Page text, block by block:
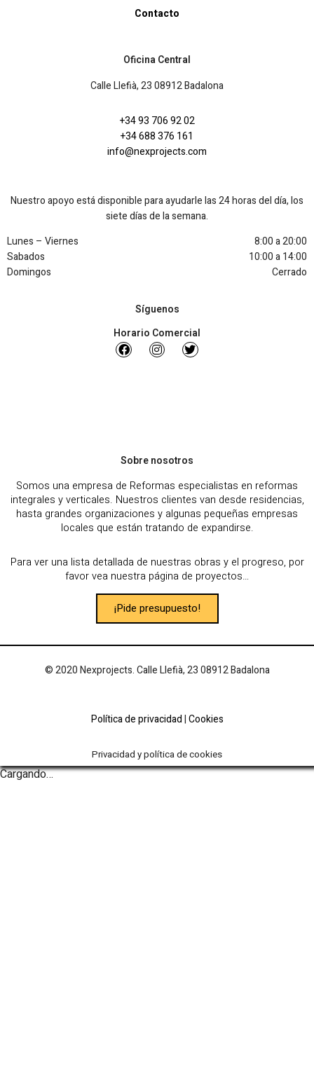
Contacto
Oficina Central
Calle Llefià, 23 08912 Badalona
+34 93 706 92 02
+34 688 376 161
info@nexprojects.com
Nuestro apoyo está disponible para ayudarle las 24 horas del día, los
siete días de la semana.
Lunes – Viernes
8:00 a 20:00
Sabados
10:00 a 14:00
Domingos
Cerrado
Síguenos
Horario Comercial
Sobre nosotros
Somos una empresa de Reformas especialistas en reformas
integrales y verticales. Nuestros clientes van desde residencias,
hasta grandes organizaciones y algunas pequeñas empresas
locales que están tratando de expandirse.
Para ver una lista detallada de nuestras obras y el progreso, por
favor vea nuestra página de proyectos…
¡Pide presupuesto!
© 2020 Nexprojects. Calle Llefià, 23 08912 Badalona
Política de privacidad|Cookies
Privacidad y política de cookies
Cargando…